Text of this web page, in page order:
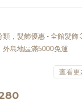
類，髮飾優惠 - 全館髮飾
外島地區滿5000免運
查看更